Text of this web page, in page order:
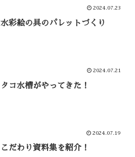
2024.07.23
水彩絵の具のパレットづくり
2024.07.21
タコ水槽がやってきた！
2024.07.19
こだわり資料集を紹介！